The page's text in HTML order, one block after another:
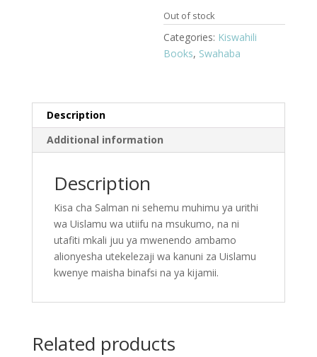
Out of stock
Categories: Kiswahili
Books, Swahaba
Description
Additional information
Description
Kisa cha Salman ni sehemu muhimu ya urithi
wa Uislamu wa utiifu na msukumo, na ni
utafiti mkali juu ya mwenendo ambamo
alionyesha utekelezaji wa kanuni za Uislamu
kwenye maisha binafsi na ya kijamii.
Related products